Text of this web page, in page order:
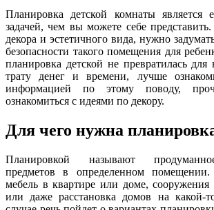
Планировка детской комнаты является
задачей, чем вы можете себе
декора и эстетичного вида, нужно
безопасности такого помещения для
планировка детской не превратилась для
трату денег и времени, лучше
информацией по этому поводу,
ознакомиться с идеями по декору.
Для чего нужна
Планировкой называют
предметов в определенном
мебель в квартире или доме, сооружения
или даже расстановка домов на